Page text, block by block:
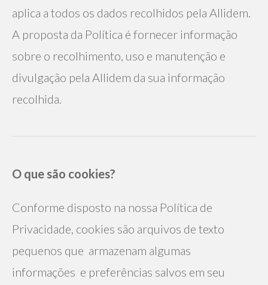
aplica a todos os dados recolhidos pela Allidem.
A proposta da Política é fornecer informação
sobre o recolhimento, uso e manutenção e
divulgação pela Allidem da sua informação
recolhida.
O que são cookies?
Conforme disposto na nossa Política de
Privacidade, cookies são arquivos de texto
pequenos que  armazenam algumas
informações  e preferências salvos em seu